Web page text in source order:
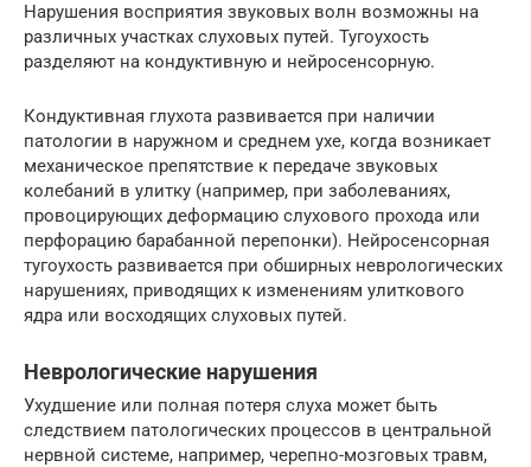
Нарушения восприятия звуковых волн возможны на
различных участках слуховых путей. Тугоухость
разделяют на кондуктивную и нейросенсорную.
Кондуктивная глухота развивается при наличии
патологии в наружном и среднем ухе, когда возникает
механическое препятствие к передаче звуковых
колебаний в улитку (например, при заболеваниях,
провоцирующих деформацию слухового прохода или
перфорацию барабанной перепонки). Нейросенсорная
тугоухость развивается при обширных неврологических
нарушениях, приводящих к изменениям улиткового
ядра или восходящих слуховых путей.
Неврологические нарушения
Ухудшение или полная потеря слуха может быть
следствием патологических процессов в центральной
нервной системе, например, черепно-мозговых травм,